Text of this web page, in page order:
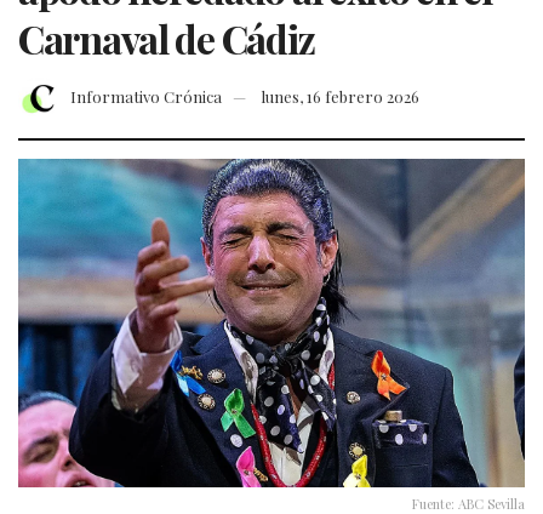
Carnaval de Cádiz
Informativo Crónica lunes, 16 febrero 2026
Fuente: ABC Sevilla